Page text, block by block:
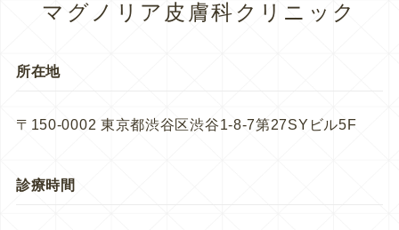
マグノリア皮膚科クリニック
所在地
〒150-0002 東京都渋谷区渋谷1-8-7第27SYビル5F
診療時間